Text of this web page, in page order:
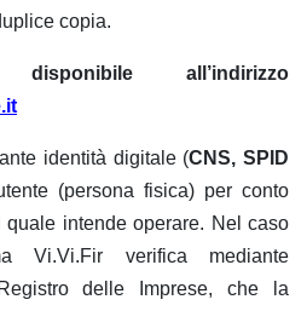
copia.
all’indirizzo
identità digitale (CNS, SPID
(persona fisica) per conto
quale intende operare. Nel caso
Vi.Vi.Fir verifica mediante
delle Imprese, che la